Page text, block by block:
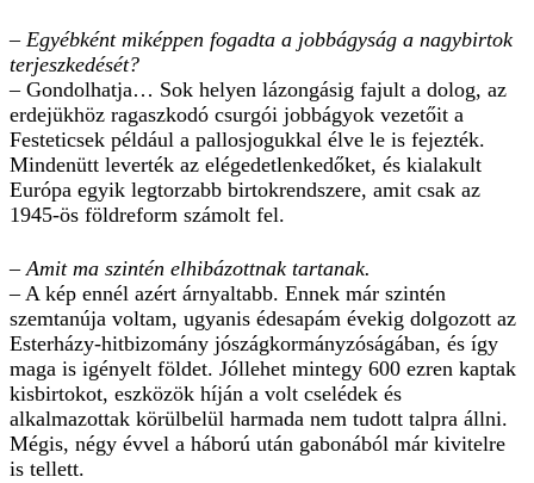
– Egyébként miképpen fogadta a jobbágyság a nagybirtok
terjeszkedését?
– Gondolhatja… Sok helyen lázongásig fajult a dolog, az
erdejükhöz ragaszkodó csurgói jobbágyok vezetőit a
Festeticsek például a pallosjogukkal élve le is fejezték.
Mindenütt leverték az elégedetlenkedőket, és kialakult
Európa egyik legtorzabb birtokrendszere, amit csak az
1945-ös földreform számolt fel.
– Amit ma szintén elhibázottnak tartanak.
– A kép ennél azért árnyaltabb. Ennek már szintén
szemtanúja voltam, ugyanis édesapám évekig dolgozott az
Esterházy-hitbizomány jószágkormányzóságában, és így
maga is igényelt földet. Jóllehet mintegy 600 ezren kaptak
kisbirtokot, eszközök híján a volt cselédek és
alkalmazottak körülbelül harmada nem tudott talpra állni.
Mégis, négy évvel a háború után gabonából már kivitelre
is tellett.